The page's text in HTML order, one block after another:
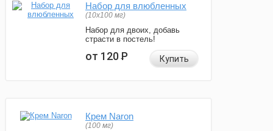
Набор для влюбленных
(10х100 мг)
Набор для двоих, добавь
страсти в постель!
от 120Р Купить
Крем Naron
(100 мг)